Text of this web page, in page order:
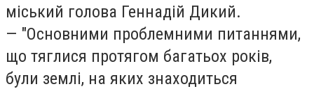
міський голова Геннадій Дикий.
— "Основними проблемними питаннями,
що тяглися протягом багатьох років,
були землі, на яких знаходиться